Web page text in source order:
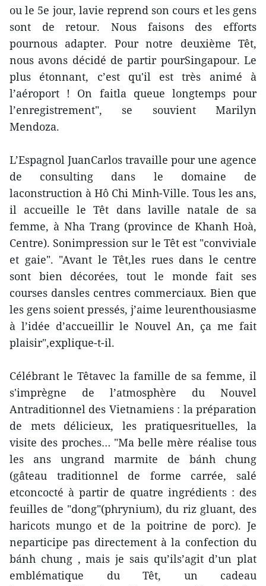
ou le 5e jour, lavie reprend son cours et les gens
sont de retour. Nous faisons des efforts
pournous adapter. Pour notre deuxième Têt,
nous avons décidé de partir pourSingapour. Le
plus étonnant, c’est qu'il est très animé à
l’aéroport ! On faitla queue longtemps pour
l’enregistrement", se souvient Marilyn
Mendoza.
L’Espagnol JuanCarlos travaille pour une agence
de consulting dans le domaine de
laconstruction à Hô Chi Minh-Ville. Tous les ans,
il accueille le Têt dans laville natale de sa
femme, à Nha Trang (province de Khanh Hoà,
Centre). Sonimpression sur le Têt est "conviviale
et gaie". "Avant le Têt,les rues dans le centre
sont bien décorées, tout le monde fait ses
courses dansles centres commerciaux. Bien que
les gens soient pressés, j’aime leurenthousiasme
à l’idée d’accueillir le Nouvel An, ça me fait
plaisir",explique-t-il.
Célébrant le Têtavec la famille de sa femme, il
s'imprègne de l’atmosphère du Nouvel
Antraditionnel des Vietnamiens : la préparation
de mets délicieux, les pratiquesrituelles, la
visite des proches… "Ma belle mère réalise tous
les ans ungrand marmite de bánh chung
(gâteau traditionnel de forme carrée, salé
etconcocté à partir de quatre ingrédients : des
feuilles de "dong"(phrynium), du riz gluant, des
haricots mungo et de la poitrine de porc). Je
neparticipe pas directement à la confection du
bánh chung , mais je sais qu’ils’agit d’un plat
emblématique du Têt, un cadeau